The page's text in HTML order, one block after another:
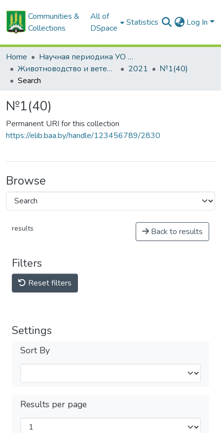
Communities &
Collections
All of
DSpace
Statistics Log In
Home
Научная периодика УО БГСХА
Животноводство и ветеринарная медицина: научно-практический журнал
2021
№1(40)
Search
№1(40)
Permanent URI for this collection
https://elib.baa.by/handle/123456789/2830
Browse
results Back to results
Filters
Reset filters
Settings
Sort By
Results per page